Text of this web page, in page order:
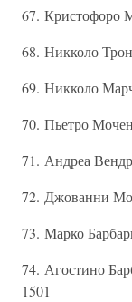
67. Кристофоро
68. Никколо
69. Никколо
70. Пьетро
71. Андреа
72. Джованни
73. Марко
74. Агостино
1501